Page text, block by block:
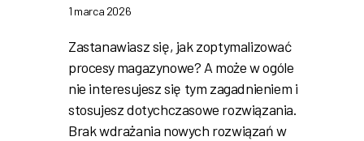
1 marca 2026
Zastanawiasz się, jak zoptymalizować
procesy magazynowe? A może w ogóle
nie interesujesz się tym zagadnieniem i
stosujesz dotychczasowe rozwiązania.
Brak wdrażania nowych rozwiązań w